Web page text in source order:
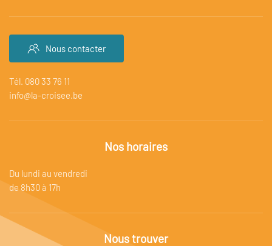
Nous contacter
Tél. 080 33 76 11
info@la-croisee.be
Nos horaires
Du lundi au vendredi
de 8h30 à 17h
Nous trouver